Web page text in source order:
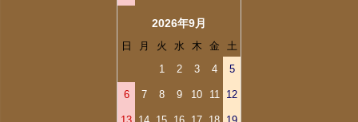
2026年9月
日 月 火 水 木 金
土
1
2 3 4 5
6 7 8 9 10 11 12